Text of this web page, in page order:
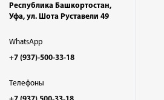
Республика Башкортостан,
Уфа, ул. Шота Руставели 49
WhatsApp
+7 (937)-500-33-18
Телефоны